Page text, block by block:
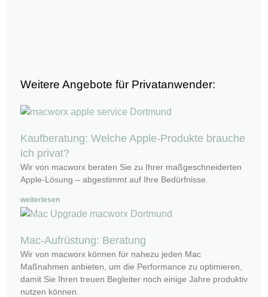
Weitere Angebote für Privatanwender:
Kaufberatung: Welche Apple-Produkte brauche
ich privat?
Wir von macworx beraten Sie zu Ihrer maßgeschneiderten
Apple-Lösung – abgestimmt auf Ihre Bedürfnisse.
weiterlesen
Mac-Aufrüstung: Beratung
Wir von macworx können für nahezu jeden Mac
Maßnahmen anbieten, um die Performance zu optimieren,
damit Sie Ihren treuen Begleiter noch einige Jahre produktiv
nutzen können.